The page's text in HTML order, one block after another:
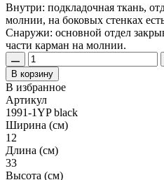
Внутри: подкладочная ткань,
молнии, на боковых стенках
Снаружи: основной отдел
части карман на молнии.
В корзину
В избранное
Артикул
1991-1YP black
Ширина (см)
12
Длина (см)
33
Высота (см)